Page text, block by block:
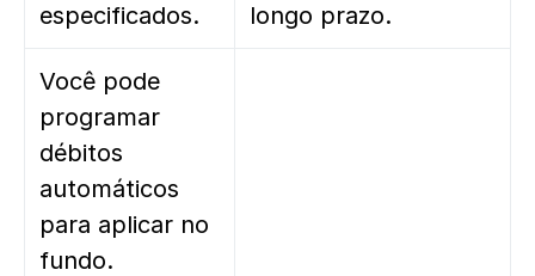
especificados.
longo prazo.
Você pode
programar
débitos
automáticos
para aplicar no
fundo.